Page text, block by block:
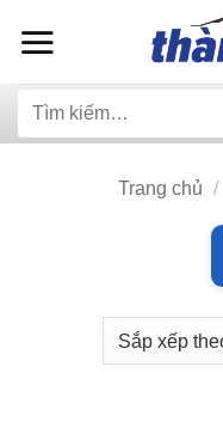
qua
dung
Tìm
Trang chủ /